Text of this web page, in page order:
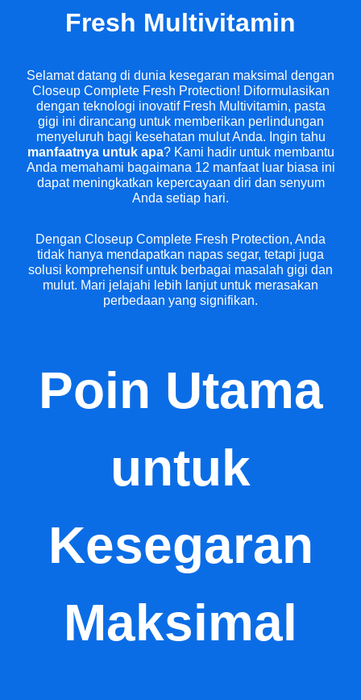
Fresh Multivitamin
Selamat datang di dunia kesegaran maksimal dengan
Closeup Complete Fresh Protection! Diformulasikan
dengan teknologi inovatif Fresh Multivitamin, pasta
gigi ini dirancang untuk memberikan perlindungan
menyeluruh bagi kesehatan mulut Anda. Ingin tahu
manfaatnya untuk apa? Kami hadir untuk membantu
Anda memahami bagaimana 12 manfaat luar biasa ini
dapat meningkatkan kepercayaan diri dan senyum
Anda setiap hari.
Dengan Closeup Complete Fresh Protection, Anda
tidak hanya mendapatkan napas segar, tetapi juga
solusi komprehensif untuk berbagai masalah gigi dan
mulut. Mari jelajahi lebih lanjut untuk merasakan
perbedaan yang signifikan.
Poin Utama
untuk
Kesegaran
Maksimal